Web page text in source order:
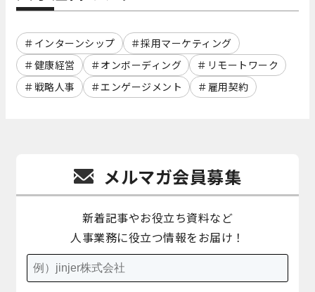
インターンシップ
採用マーケティング
健康経営
オンボーディング
リモートワーク
戦略人事
エンゲージメント 雇用契約
メルマガ会員募集
新着記事やお役立ち資料など
人事業務に役立つ情報をお届け！